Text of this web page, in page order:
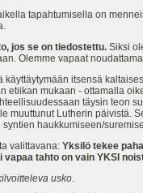
tapahtumisella on
jos se on tiedostettu. Siksi
Olemme vapaat
käyttäytymään itsensä
etiikan mukaan - ottamalla
täysin teon
muuttunut Lutherin päivistä.
haukkumiseen/
valittavana: Yksilö tekee
vapaa tahto on vain YKSI
usko.